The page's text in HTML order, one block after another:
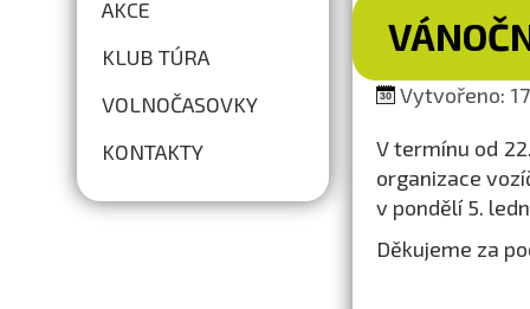
AKCE
KLUB TÚRA
VOLNOČASOVKY
KONTAKTY
Vytvořeno:
V termínu od
organizace
v pondělí 5.
Děkujeme za